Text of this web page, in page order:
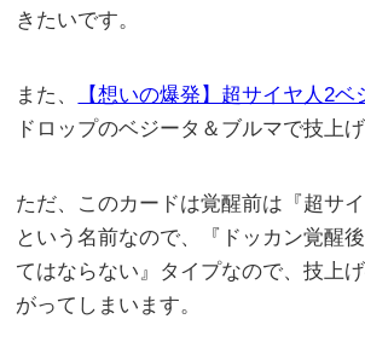
きたいです。
また、 【想いの爆発】超サイヤ人2
ドロップのベジータ＆ブルマで技上げ
ただ、このカードは覚醒前は『超サイ
という名前なので、『ドッカン覚醒
てはならない』タイプなので、技上
がってしまいます。